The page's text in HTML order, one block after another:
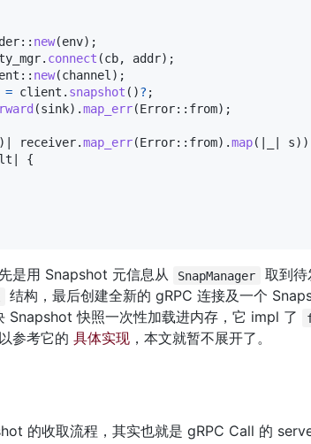
:: new(env) ;
. connect (cb, addr) ;
:: new(channel) ;
= client . snapshot ( )? ;
(sink) .map_err(Error:: from) ;
) receiver.map_err(Error:: from) .map( s) )
{
是用 Snapshot 元信息从 SnapManager 取到
结构，最后创建全新的 gRPC 连接及一个
Snapshot 快照一次性加载进内存，它 impl 了
参考它的 具体实现 ，本文就暂不展开了。
的收取流程，其实也就是 gRPC Call 的